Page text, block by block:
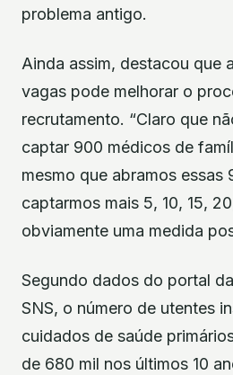
problema antigo.
Ainda assim, destacou que
vagas pode melhorar o
recrutamento. “Claro que
captar 900 médicos de
mesmo que abramos essas
captarmos mais 5, 10, 15,
obviamente uma medida
Segundo dados do portal
SNS, o número de utentes
cuidados de saúde
de 680 mil nos últimos 10